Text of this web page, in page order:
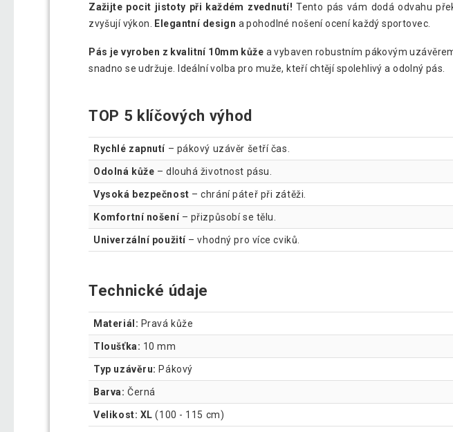
Zažijte pocit jistoty při každém zvednutí! Tento pás vám dodá odvahu
zvyšují výkon. Elegantní design a pohodlné nošení ocení každý sportovec.
Pás je vyroben z kvalitní 10mm kůže a vybaven robustním pákovým
snadno se udržuje. Ideální volba pro muže, kteří chtějí spolehlivý a odolný pás.
TOP 5 klíčových výhod
Rychlé zapnutí – pákový uzávěr šetří čas.
Odolná kůže – dlouhá životnost pásu.
Vysoká bezpečnost – chrání páteř při zátěži.
Komfortní nošení– přizpůsobí se tělu.
Univerzální použití– vhodný pro více cviků.
Technické údaje
Materiál: Pravá kůže
Tloušťka: 10 mm
Typ uzávěru: Pákový
Barva: Černá
Velikost: XL (100 - 115 cm)